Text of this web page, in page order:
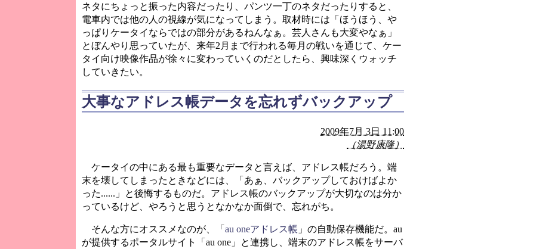
ネタにちょっと振った内容だったり、パンツ一丁のネタだったりすると、
電車内では他の人の視線が気になってしまう。取材時には「ほうほう、や
っぱりケータイならではの部分があるねんなぁ。芸人さんも大変やなぁ」
とぼんやり思っていたが、来年2月まで行われる毎月の戦いを通じて、ケー
タイ向け映像作品が徐々に変わっていくのだとしたら、興味深くウォッチ
していきたい。
大事なアドレス帳データを忘れずバックアップ
2009年7月 3日 11:00
（湯野康隆）
ケータイの中にある最も重要なデータと言えば、アドレス帳だろう。端
末を壊してしまったときなどには、「あぁ、バックアップしておけばよか
った......」と後悔するものだ。アドレス帳のバックアップが大切なのは分か
っているけど、やろうと思うとなかなか面倒で、忘れがち。
そんな方にオススメなのが、「 au oneアドレス帳 」の自動保存機能だ。au
が提供するポータルサイト「au one」と連携し、端末のアドレス帳をサーバ